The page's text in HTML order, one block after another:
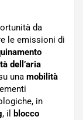
da
le emissioni di
dell’aria
una mobilità
in
, il
blocco